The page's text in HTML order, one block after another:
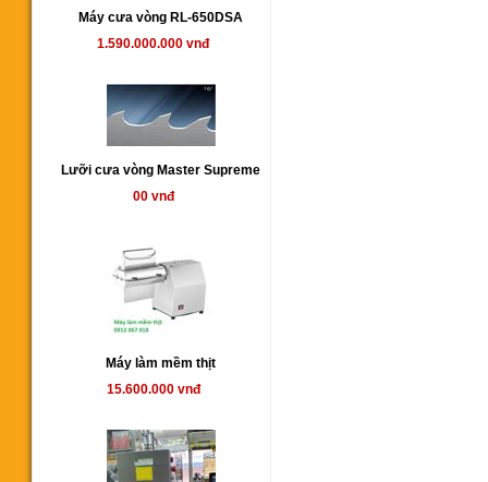
Máy cưa vòng RL-650DSA
1.590.000.000 vnđ
Lưỡi cưa vòng Master Supreme
00 vnđ
Máy làm mềm thịt
15.600.000 vnđ